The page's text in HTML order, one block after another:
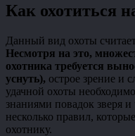
Как охотиться
Данный вид охоты
Несмотря на это,
охотника требуется
уснуть), острое зрение и
удачной охоты
знаниями повадок зверя
несколько правил,
охотнику.